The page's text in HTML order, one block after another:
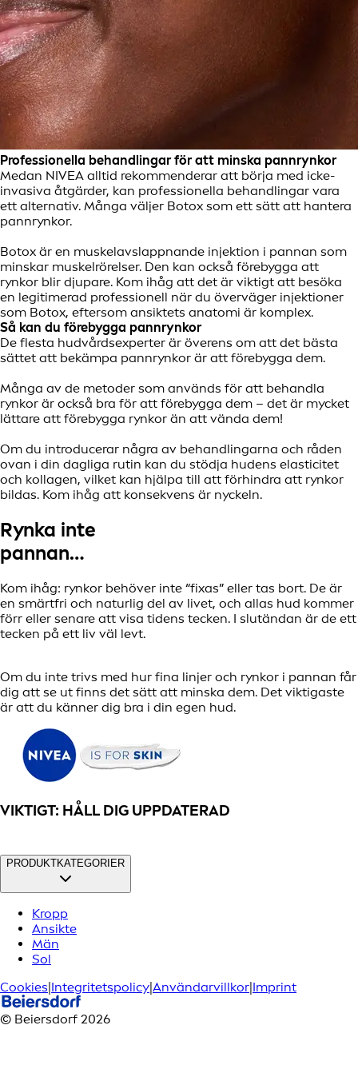
Professionella behandlingar för att minska pannrynkor
Medan NIVEA alltid rekommenderar att börja med icke-
invasiva åtgärder, kan professionella behandlingar vara
ett alternativ. Många väljer Botox som ett sätt att hantera
pannrynkor.
Botox är en muskelavslappnande injektion i pannan som
minskar muskelrörelser. Den kan också förebygga att
rynkor blir djupare. Kom ihåg att det är viktigt att besöka
en legitimerad professionell när du överväger injektioner
som Botox, eftersom ansiktets anatomi är komplex.
Så kan du förebygga pannrynkor
De flesta hudvårdsexperter är överens om att det bästa
sättet att bekämpa pannrynkor är att förebygga dem.
Många av de metoder som används för att behandla
rynkor är också bra för att förebygga dem – det är mycket
lättare att förebygga rynkor än att vända dem!
Om du introducerar några av behandlingarna och råden
ovan i din dagliga rutin kan du stödja hudens elasticitet
och kollagen, vilket kan hjälpa till att förhindra att rynkor
bildas. Kom ihåg att konsekvens är nyckeln.
Rynka inte
pannan…
Kom ihåg: rynkor behöver inte “fixas” eller tas bort. De är
en smärtfri och naturlig del av livet, och allas hud kommer
förr eller senare att visa tidens tecken. I slutändan är de ett
tecken på ett liv väl levt.
Om du inte trivs med hur fina linjer och rynkor i pannan får
dig att se ut finns det sätt att minska dem. Det viktigaste
är att du känner dig bra i din egen hud.
VIKTIGT: HÅLL DIG UPPDATERAD
PRODUKTKATEGORIER
Kropp
Ansikte
Män
Sol
Cookies Integritetspolicy Användarvillkor Imprint
© Beiersdorf 2026